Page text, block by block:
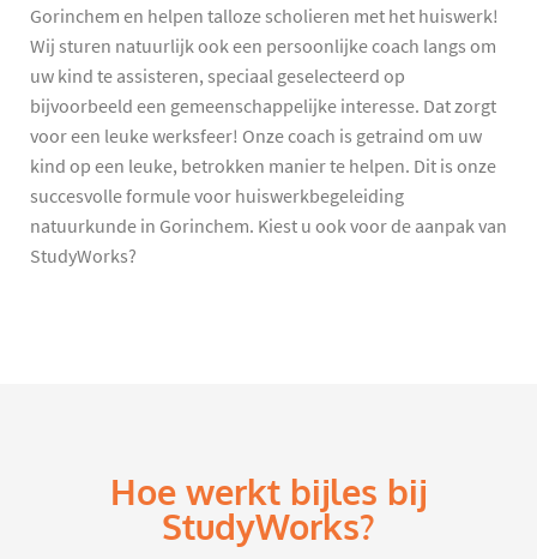
Gorinchem en helpen talloze scholieren met het huiswerk!
Wij sturen natuurlijk ook een persoonlijke coach langs om
uw kind te assisteren, speciaal geselecteerd op
bijvoorbeeld een gemeenschappelijke interesse. Dat zorgt
voor een leuke werksfeer! Onze coach is getraind om uw
kind op een leuke, betrokken manier te helpen. Dit is onze
succesvolle formule voor huiswerkbegeleiding
natuurkunde in Gorinchem. Kiest u ook voor de aanpak van
StudyWorks?
Hoe werkt bijles bij
StudyWorks?